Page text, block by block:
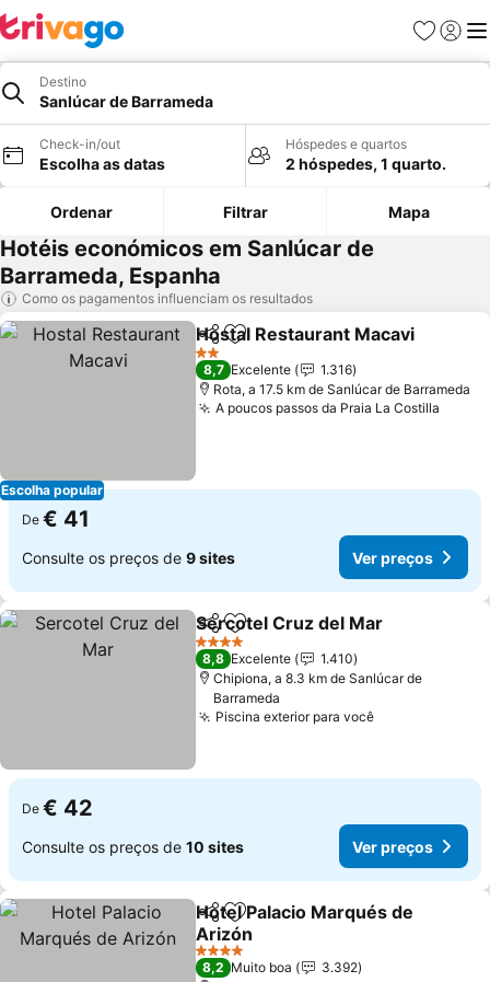
Favoritos
Iniciar
Destino
Sanlúcar de Barrameda
Check-in/out
Escolha as datas
Hóspedes e quartos
2 hóspedes, 1 quarto.
Ordenar Filtrar Mapa
Hotéis económicos em Sanlúcar de
Barrameda, Espanha
Como os pagamentos influenciam os resultados
Escolha popular
PartilharAdicionar aos favoritos
Hostal Restaurant Macavi
2 Estrelas
8,7 Excelente
1.316
Rota, a 17.5 km de Sanlúcar de Barrameda
A poucos passos da Praia La Costilla
De € 41
Consulte os preços de 9 sites Ver preços
PartilharAdicionar aos favoritos
Sercotel Cruz del Mar
4 Estrelas
8,8 Excelente
1.410
Chipiona, a 8.3 km de Sanlúcar de
Barrameda
Piscina exterior para vocêVer preços
De € 42
Consulte os preços de 10 sites Ver preços
PartilharAdicionar aos favoritos
Hotel Palacio Marqués de
Arizón
Ver preços
4 Estrelas
8,2 Muito boa
3.392